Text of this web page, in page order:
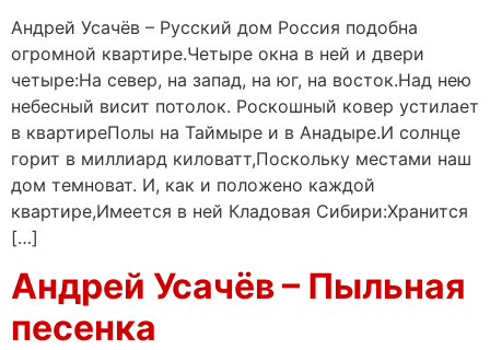
Андрей Усачёв – Русский дом Россия подобна
огромной квартире.Четыре окна в ней и двери
четыре:На север, на запад, на юг, на восток.Над нею
небесный висит потолок. Роскошный ковер устилает
в квартиреПолы на Таймыре и в Анадыре.И солнце
горит в миллиард киловатт,Поскольку местами наш
дом темноват. И, как и положено каждой
квартире,Имеется в ней Кладовая Сибири:Хранится
[…]
Андрей Усачёв – Пыльная
песенка